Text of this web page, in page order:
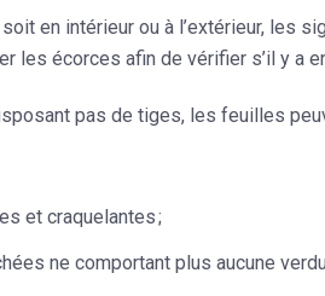
en intérieur ou à l’extérieur, les
les écorces afin de vérifier s’il y a
pas de tiges, les feuilles
et craquelantes ;
ne comportant plus aucune